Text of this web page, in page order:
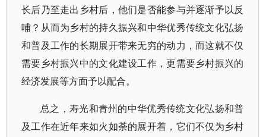
长后乃至走出乡村后，他们是否能参与并逐渐予以反
哺？从而为乡村的持久振兴和中华优秀传统文化弘扬
和普及工作的长期展开带来无穷的动力，而这就不仅
需要乡村振兴中的文化建设工作，更需要乡村振兴的
经济发展等方面予以配合。
总之，寿光和青州的中华优秀传统文化弘扬和普
及工作在近年来如火如荼的展开着，它们不仅为乡村